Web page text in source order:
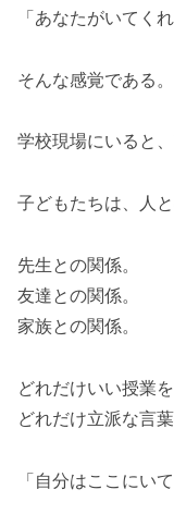
「あなたがいてく
そんな感覚である。
学校現場にいると
子どもたちは、人
先生との関係。
友達との関係。
家族との関係。
どれだけいい授業を
どれだけ立派な言
「自分はここにいて